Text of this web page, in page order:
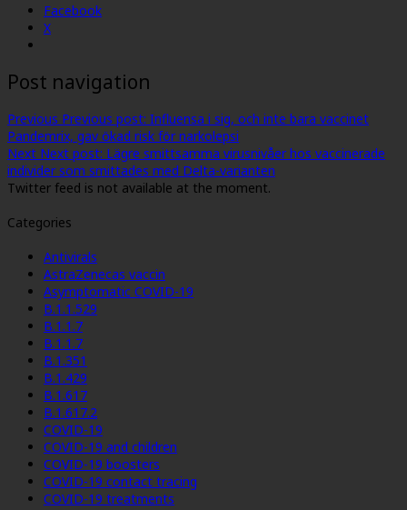
Facebook
X
Post navigation
Previous Previous post: Influensa i sig, och inte bara vaccinet
Pandemrix, gav ökad risk för narkolepsi
Next Next post: Lägre smittsamma virusnivåer hos vaccinerade
individer som smittades med Delta-varianten
Twitter feed is not available at the moment.
Categories
Antivirals
AstraZenecas vaccin
Asymptomatic COVID-19
B.1.1.529
B.1.1.7
B.1.1.7
B.1.351
B.1.429
B.1.617
B.1.617.2
COVID-19
COVID-19 and children
COVID-19 boosters
COVID-19 contact tracing
COVID-19 treatments